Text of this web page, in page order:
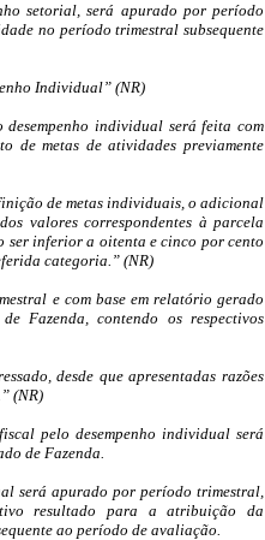
setorial, será apurado por período
no período trimestral subsequente
Individual” (NR)
individual será feita com
de metas de atividades previamente
de metas individuais, o adicional
valores correspondentes à parcela
ser inferior a oitenta e cinco por cento
categoria.” (NR)
e com base em relatório gerado
Fazenda, contendo os respectivos
desde que apresentadas razões
(NR)
pelo desempenho individual será
de Fazenda.
será apurado por período trimestral,
resultado para a atribuição da
ao período de avaliação.